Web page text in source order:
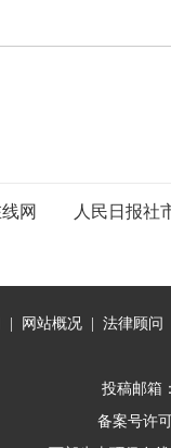
网
人民日报社
网站概况| 法律顾问
投稿邮箱
备案号许